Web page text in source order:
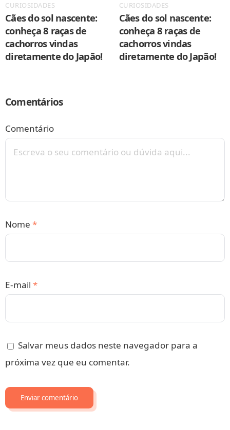
CURIOSIDADES
Cães do sol nascente:
conheça 8 raças de
cachorros vindas
diretamente do Japão!
CURIOSIDADES
Cães do sol nascente:
conheça 8 raças de
cachorros vindas
diretamente do Japão!
Comentários
Comentário
Nome *
E-mail *
Salvar meus dados neste navegador para a
próxima vez que eu comentar.